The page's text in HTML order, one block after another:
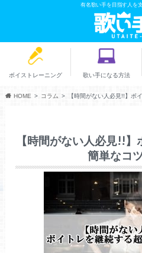
有名歌い手を目指す人を
ボイストレーニング 歌い手になる方法
HOME コラム 【時間がない人必見!!】ボ
【時間がない人必見!!
簡単なコ